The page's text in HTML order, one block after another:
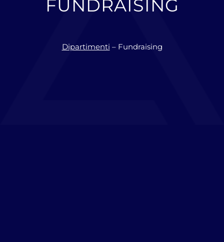
FUNDRAISING
Dipartimenti – Fundraising